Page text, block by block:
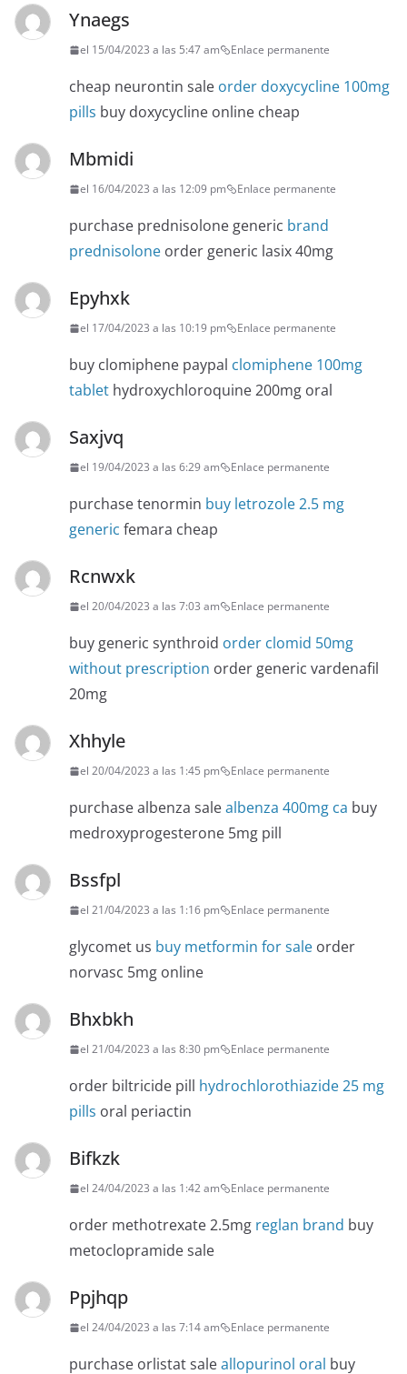
Ynaegs
el 15/04/2023 a las 5:47 am Enlace permanente
cheap neurontin sale order doxycycline 100mg
pills buy doxycycline online cheap
Mbmidi
el 16/04/2023 a las 12:09 pm Enlace permanente
purchase prednisolone generic brand
prednisolone order generic lasix 40mg
Epyhxk
el 17/04/2023 a las 10:19 pm Enlace permanente
buy clomiphene paypal clomiphene 100mg
tablet hydroxychloroquine 200mg oral
Saxjvq
el 19/04/2023 a las 6:29 am Enlace permanente
purchase tenormin buy letrozole 2.5 mg
generic femara cheap
Rcnwxk
el 20/04/2023 a las 7:03 am Enlace permanente
buy generic synthroid order clomid 50mg
without prescription order generic vardenafil
20mg
Xhhyle
el 20/04/2023 a las 1:45 pm Enlace permanente
purchase albenza salealbenza 400mg ca buy
medroxyprogesterone 5mg pill
Bssfpl
el 21/04/2023 a las 1:16 pm Enlace permanente
glycomet us buy metformin for sale order
norvasc 5mg online
Bhxbkh
el 21/04/2023 a las 8:30 pm Enlace permanente
order biltricide pill hydrochlorothiazide 25 mg
pills oral periactin
Bifkzk
el 24/04/2023 a las 1:42 am Enlace permanente
order methotrexate 2.5mg reglan brand buy
metoclopramide sale
Ppjhqp
el 24/04/2023 a las 7:14 am Enlace permanente
purchase orlistat saleallopurinol oral buy